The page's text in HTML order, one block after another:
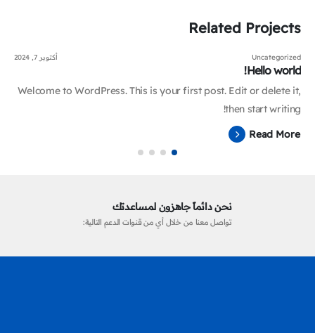
Related Projects
Uncategorized أكتوبر 7, 2024
Hello world!
Welcome to WordPress. This is your first post. Edit or delete it,
then start writing!
Read More
نحن دائماً جاهزون لمساعدتك
تواصل معنا من خلال أي من قنوات الدعم التالية: